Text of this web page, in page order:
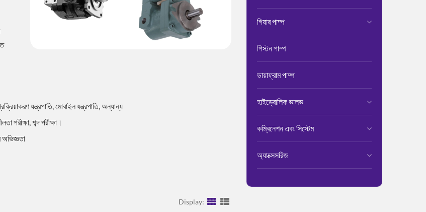
যন্ত্রপাতি, মোবাইল যন্ত্রপাতি, অন্যান্য
পরীক্ষা, শব্দ পরীক্ষা।
Display:
গিয়ার পাম্প
পিস্টন পাম্প
ডায়াফ্রাম পাম্প
হাইড্রোলিক ভালভ
কম্বিনেশন এবং সিস্টেম
অ্যাক্সেসরিজ